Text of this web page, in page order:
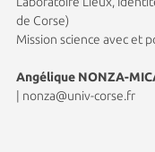
de Corse)
Mission science avec et
Angélique NONZA-
nonza@univ-corse.fr